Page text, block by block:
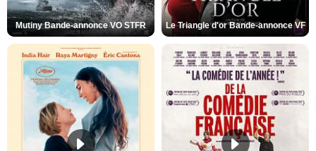
Mutiny Bande-annonce VO STFR Le Triangle d'or Bande-annonce VF